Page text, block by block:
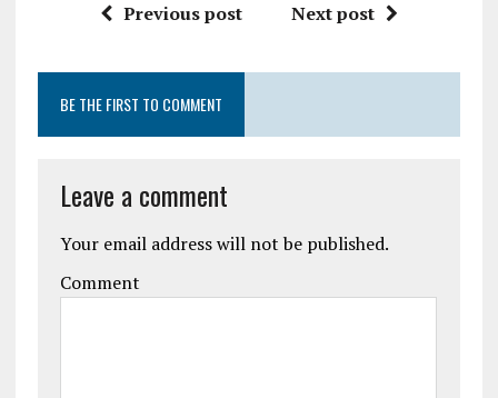
Previous post Next post
BE THE FIRST TO COMMENT
Leave a comment
Your email address will not be published.
Comment